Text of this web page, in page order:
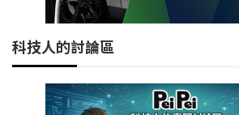
科技人的討論區